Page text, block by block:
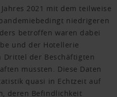
2021 mit dem teilweise
niedrigeren
betroffen waren dabei
und der Hotellerie
Drittel der Beschäftigten
mussten. Diese Daten
quasi in Echtzeit auf
deren Befindlichkeit